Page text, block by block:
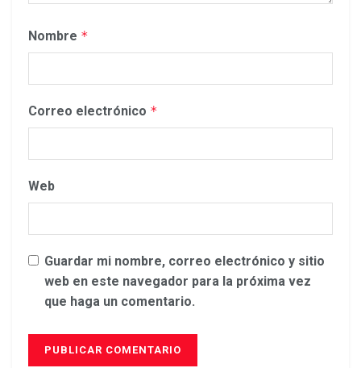
Nombre *
Correo electrónico *
Web
Guardar mi nombre, correo electrónico y sitio
web en este navegador para la próxima vez
que haga un comentario.